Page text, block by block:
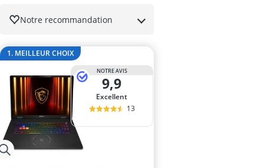
Notre recommandation
1. MEILLEUR CHOIX
NOTRE AVIS
9,9
Excellent
13